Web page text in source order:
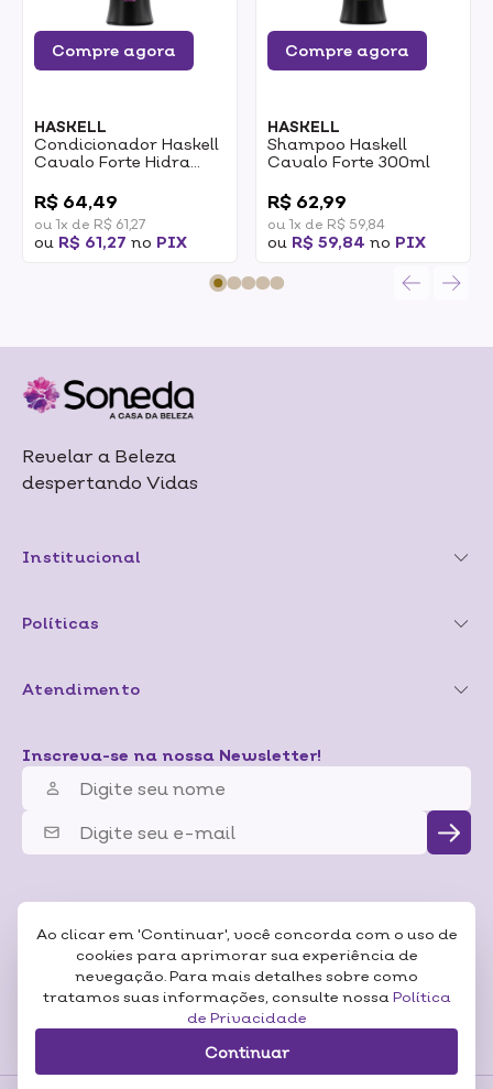
Ao clicar em 'Continuar', você concorda com o uso de
cookies para aprimorar sua experiência de
nevegação. Para mais detalhes sobre como
tratamos suas informações, consulte nossa Política
de Privacidade
Continuar
Compre agora
HASKELL
Condicionador Haskell
Cavalo Forte Hidra
R$ 64,49
ou 1x de R$ 61,27
ou R$ 61,27 no PIX
Compre agora
HASKELL
Shampoo Haskell
Cavalo Forte 300ml
R$ 62,99
ou 1x de R$ 59,84
ou R$ 59,84 no PIX
Revelar a Beleza
despertando Vidas
Institucional
Políticas
Atendimento
Inscreva-se na nossa Newsletter!